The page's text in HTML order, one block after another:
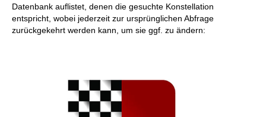
Datenbank auflistet, denen die gesuchte Konstellation
entspricht, wobei jederzeit zur ursprünglichen Abfrage
zurückgekehrt werden kann, um sie ggf. zu ändern: